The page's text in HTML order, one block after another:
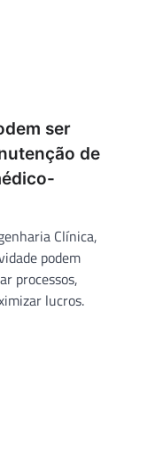
ser
de
Clínica,
podem
processos,
lucros.